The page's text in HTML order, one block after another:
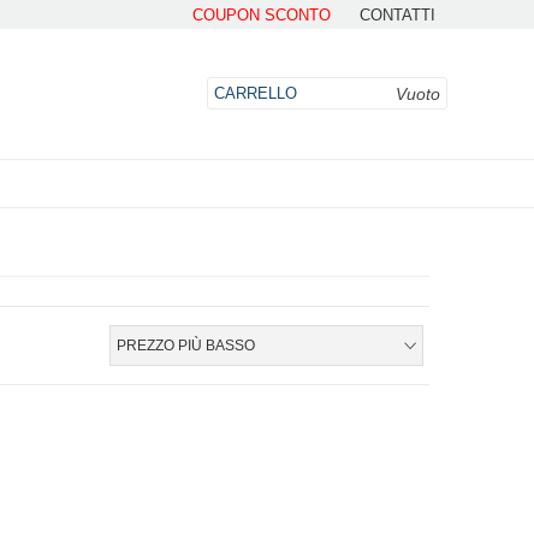
COUPON SCONTO CONTATTI
CARRELLO Vuoto
PREZZO PIÙ BASSO